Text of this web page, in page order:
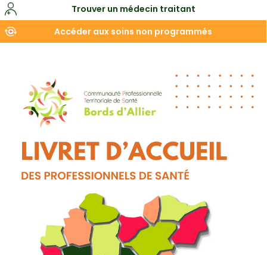
Trouver un médecin traitant
Accéder aux soins non programmés